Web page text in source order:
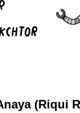
(Riqui